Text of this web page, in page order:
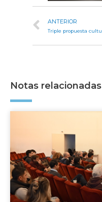
ANTERIOR
Notas relacionadas